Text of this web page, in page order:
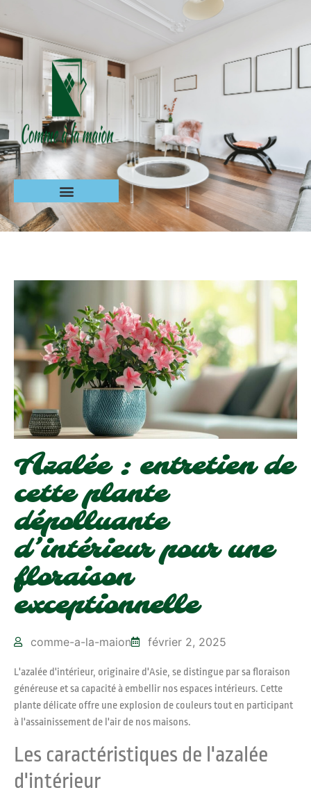
Azalée : entretien de
cette plante
dépolluante
d’intérieur pour une
floraison
exceptionnelle
comme-a-la-maion février 2, 2025
L'azalée d'intérieur, originaire d'Asie, se distingue par sa floraison
généreuse et sa capacité à embellir nos espaces intérieurs. Cette
plante délicate offre une explosion de couleurs tout en participant
à l'assainissement de l'air de nos maisons.
Les caractéristiques de l'azalée
d'intérieur